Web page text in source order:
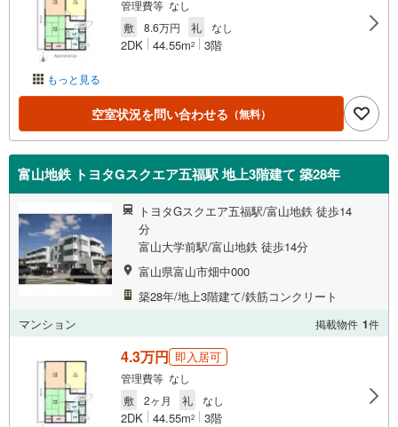
もっと見る
管理費等 なし
敷
8.6万円 礼 なし
2DK 44.55m2 3階
空室状況を問い合わせる （無料）
富山地鉄 トヨタGスクエア五福駅 地上3階建て 築28年
トヨタGスクエア五福駅/富山地鉄 徒歩14
分
富山大学前駅/富山地鉄 徒歩14分
富山県富山市畑中000
築28年/地上3階建て/鉄筋コンクリート
マンション
掲載物件 1件
4.3万円 即入居可
管理費等 なし
敷
2ヶ月 礼 なし
2DK 44.55m2 3階